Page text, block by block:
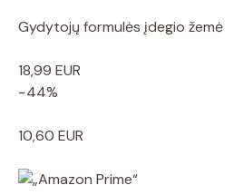
Gydytojų formulės įdegio žemė
18,99 EUR
−44%
10,60 EUR